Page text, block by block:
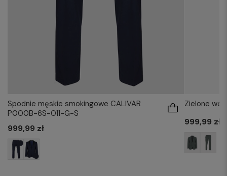
Spodnie męskie smokingowe CALIVAR
P000B-6S-011-G-S
999,99 zł
Zielone
999,99 zł